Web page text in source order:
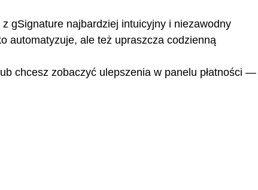
gSignature najbardziej intuicyjny i niezawodny
automatyzuje, ale też upraszcza codzienną
chcesz zobaczyć ulepszenia w panelu płatności —